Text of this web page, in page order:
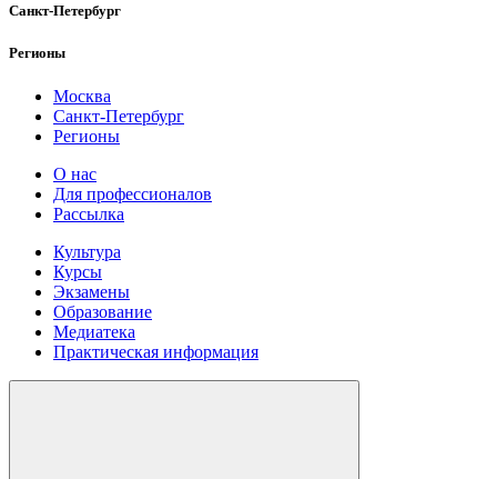
Санкт-Петербург
Регионы
Москва
Санкт-Петербург
Регионы
О нас
Для профессионалов
Рассылка
Культура
Курсы
Экзамены
Образование
Медиатека
Практическая информация